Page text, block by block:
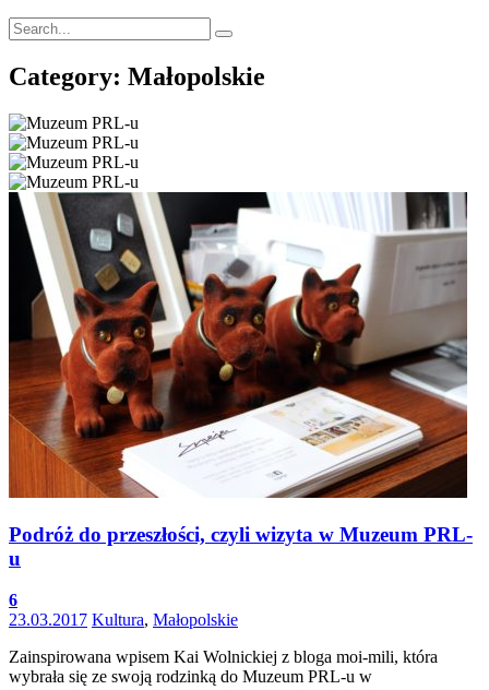
Category: Małopolskie
Podróż do przeszłości, czyli wizyta w Muzeum PRL-
u
6
23.03.2017 Kultura, Małopolskie
Zainspirowana wpisem Kai Wolnickiej z bloga moi-mili, która
wybrała się ze swoją rodzinką do Muzeum PRL-u w